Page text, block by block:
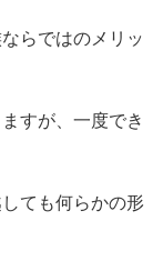
らではのメリッ
すが、一度でき
ても何らかの形